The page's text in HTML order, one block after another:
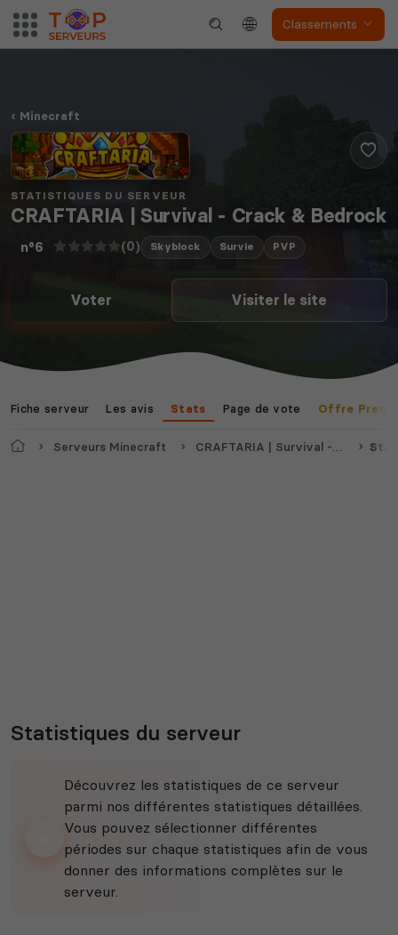
Classements
Minecraft
STATISTIQUES DU SERVEUR
CRAFTARIA | Survival - Crack & Bedrock
n°6 (0) Skyblock Survie PVP
Voter Visiter le site
Fiche serveur Les avis Stats Page de vote Offre
AccueilServeurs Minecraft CRAFTARIA | Survival - Crack & Bedrock
Statistiques du serveur
Découvrez les statistiques de ce serveur
parmi nos différentes statistiques détaillées.
Vous pouvez sélectionner différentes
périodes sur chaque statistiques afin de vous
donner des informations complètes sur le
serveur.